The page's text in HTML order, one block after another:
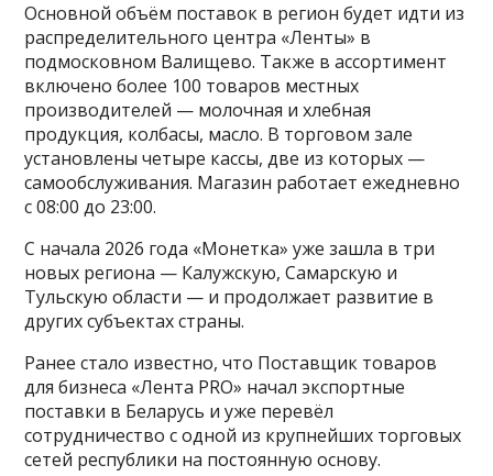
Основной объём поставок в регион будет идти из
распределительного центра «Ленты» в
подмосковном Валищево. Также в ассортимент
включено более 100 товаров местных
производителей — молочная и хлебная
продукция, колбасы, масло. В торговом зале
установлены четыре кассы, две из которых —
самообслуживания. Магазин работает ежедневно
с 08:00 до 23:00.
С начала 2026 года «Монетка» уже зашла в три
новых региона — Калужскую, Самарскую и
Тульскую области — и продолжает развитие в
других субъектах страны.
Ранее стало известно, что Поставщик товаров
для бизнеса «Лента PRO» начал экспортные
поставки в Беларусь и уже перевёл
сотрудничество с одной из крупнейших торговых
сетей республики на постоянную основу.